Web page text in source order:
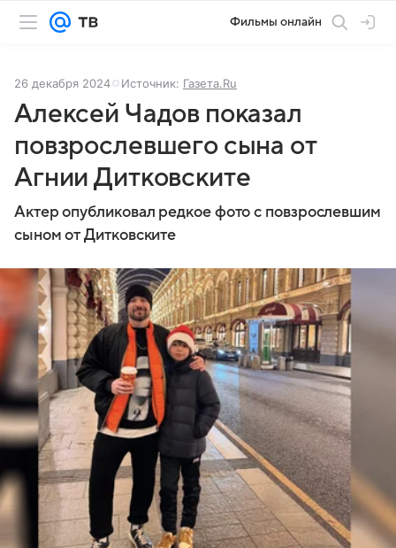
Фильмы онлайн
26 декабря 2024 Источник: Газета.Ru
Алексей Чадов показал
повзрослевшего сына от
Агнии Дитковските
Актер опубликовал редкое фото с повзрослевшим
сыном от Дитковските